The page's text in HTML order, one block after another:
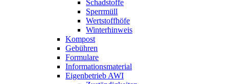
Schadstoffe
Sperrmüll
Wertstoffhöfe
Winterhinweis
Kompost
Gebühren
Formulare
Informationsmaterial
Eigenbetrieb AWI